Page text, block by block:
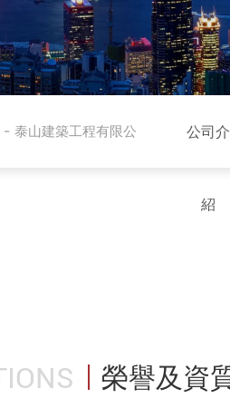
- 泰山建築工程有限公 公司介
紹
榮譽及資